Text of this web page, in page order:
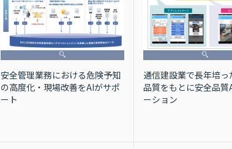
安全管理業務における危険予知
の高度化・現場改善をAIがサポ
ート
通信建設業で長年培っ
品質をもとに安全品質
ーション